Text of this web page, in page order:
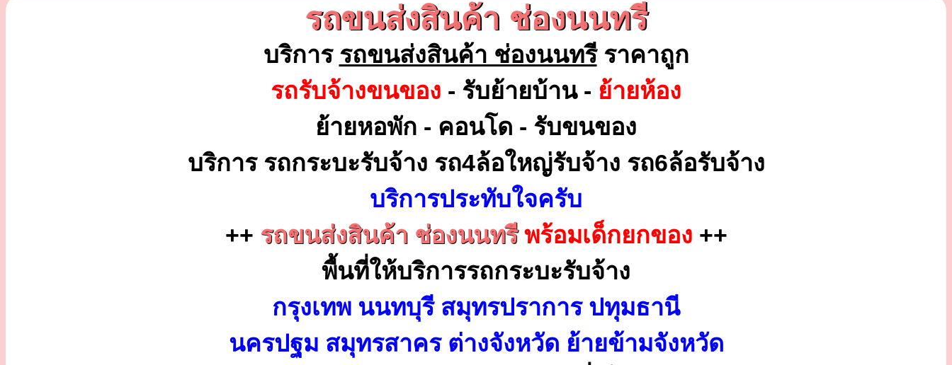
รถขนส่งสินค้า ช่องนนทรี
บริการ รถขนส่งสินค้า ช่องนนทรีราคาถูก
รถรับจ้างขนของ - รับย้ายบ้าน - ย้ายห้อง
ย้ายหอพัก - คอนโด - รับขนของ
บริการ รถกระบะรับจ้าง รถ4ล้อใหญ่รับจ้าง รถ6ล้อรับจ้าง
บริการประทับใจครับ
++ รถขนส่งสินค้า ช่องนนทรีพร้อมเด็กยกของ ++
พื้นที่ให้บริการรถกระบะรับจ้าง
กรุงเทพ นนทบุรี สมุทรปราการ ปทุมธานี
นครปฐม สมุทรสาคร ต่างจังหวัด ย้ายข้ามจังหวัด